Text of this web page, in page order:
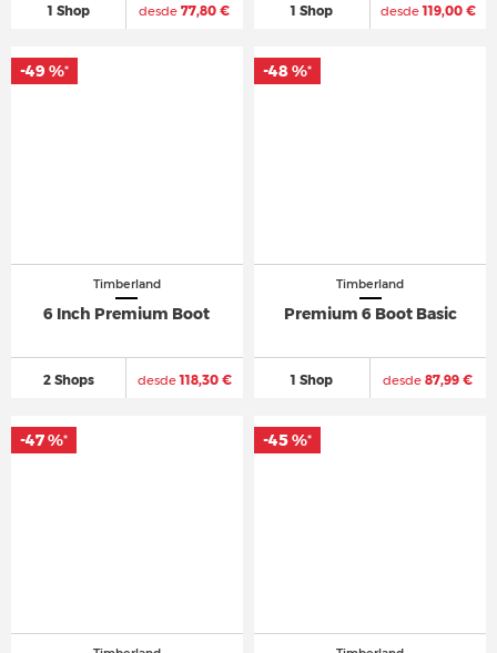
1 Shop desde 77,80 € 1 Shop desde119,00 €
Timberland
6 Inch Premium Boot
2 Shops desde118,30 €
-49 %*
Timberland
Premium 6 Boot Basic
1 Shop desde 87,99 €
-48 %*
-47 %* -45 %*